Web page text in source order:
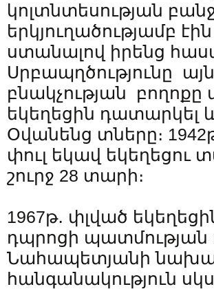
կոլտնտեսության
երկյուղածությամբ
ստանալով իրենց
Սրբապղծությունը
բնակչության
եկեղեցին
Օվանենց տները։
փուլ եկավ եկեղեցու
շուրջ 28 տարի։
1967թ․ փլված
դպրոցի պատմության
Նահապետյանի
հանգանակություն